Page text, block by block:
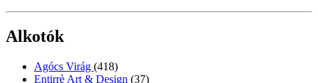
Alkotók
Agócs Virág (418)
Entirrè Art & Design (37)